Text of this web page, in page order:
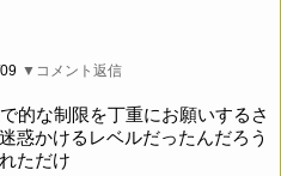
▼コメント返信
的な制限を丁重にお願いするさ
惑かけるレベルだったんだろう
ただけ